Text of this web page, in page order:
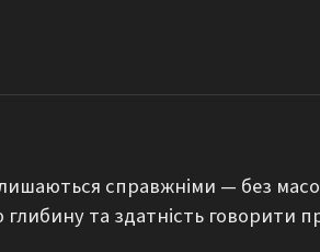
справжніми — без
та здатність говорити